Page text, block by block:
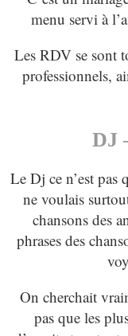
menu servi à
Les RDV se sont
professionnels,
DJ
Le Dj ce n’est pas
ne voulais
chansons des
phrases des
On cherchait
pas que les